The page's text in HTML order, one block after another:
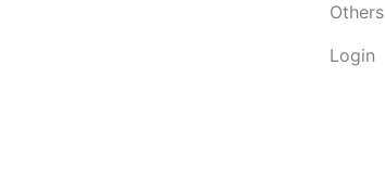
Others
Login